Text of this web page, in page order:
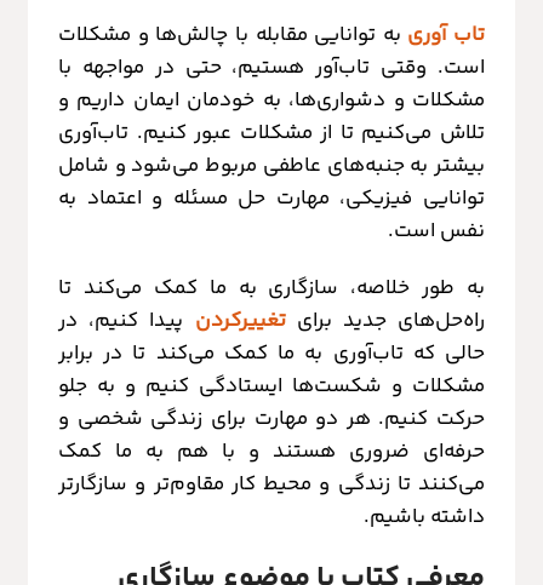
تاب آوری به توانایی مقابله با چالش‌ها و مشکلات
است. وقتی تاب‌آور هستیم، حتی در مواجهه با
مشکلات و دشواری‌ها، به خودمان ایمان داریم و
تلاش می‌کنیم تا از مشکلات عبور کنیم. تاب‌آوری
بیشتر به جنبه‌های عاطفی مربوط می‌شود و شامل
توانایی فیزیکی، مهارت حل مسئله و اعتماد به
نفس است.
به طور خلاصه، سازگاری به ما کمک می‌کند تا
راه‌حل‌های جدید برایتغییرکردن پیدا کنیم، در
حالی که تاب‌آوری به ما کمک می‌کند تا در برابر
مشکلات و شکست‌ها ایستادگی کنیم و به جلو
حرکت کنیم. هر دو مهارت برای زندگی شخصی و
حرفه‌ای ضروری هستند و با هم به ما کمک
می‌کنند تا زندگی و محیط کار مقاوم‌تر و سازگارتر
داشته باشیم.